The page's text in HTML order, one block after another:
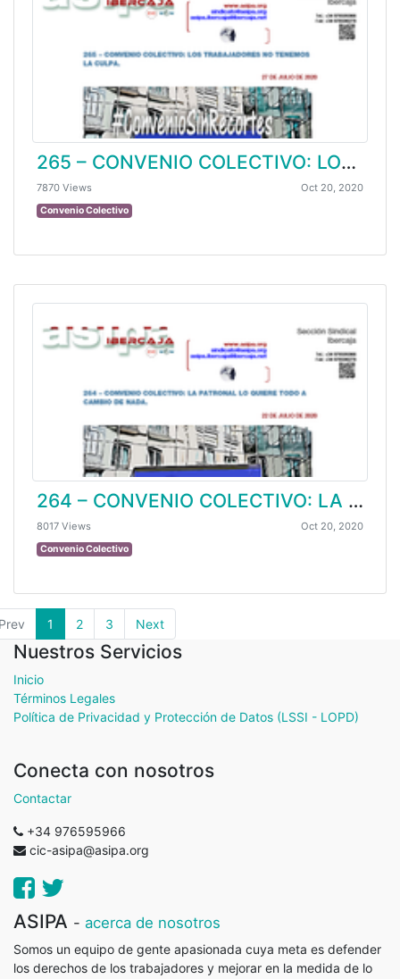
265 – CONVENIO COLECTIVO: LOS TRABAJADORES NO TENEMOS LA CULPA
7870 Views Oct 20, 2020
Convenio Colectivo
264 – CONVENIO COLECTIVO: LA PATRONAL LO QUIERE TODO A CAMBIO DE NADA
8017 Views Oct 20, 2020
Convenio Colectivo
1 2 3 Next
Nuestros Servicios
Inicio
Términos Legales
Política de Privacidad y Protección de Datos (LSSI - LOPD)
Conecta con nosotros
Contactar
+34 976595966
cic-asipa@asipa.org
ASIPA - acerca de nosotros
Somos un equipo de gente apasionada cuya meta es defender
los derechos de los trabajadores y mejorar en la medida de lo